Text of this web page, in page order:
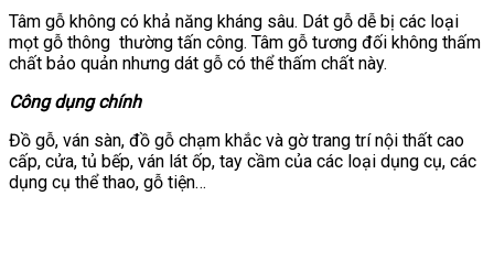
Tâm gỗ không có khả năng kháng sâu. Dát gỗ dễ bị các loại
mọt gỗ thông thường tấn công. Tâm gỗ tương đối không thấm
chất bảo quản nhưng dát gỗ có thể thấm chất này.
Công dụng chính
Đồ gỗ, ván sàn, đồ gỗ chạm khắc và gờ trang trí nội thất cao
cấp, cửa, tủ bếp, ván lát ốp, tay cầm của các loại dụng cụ, các
dụng cụ thể thao, gỗ tiện…